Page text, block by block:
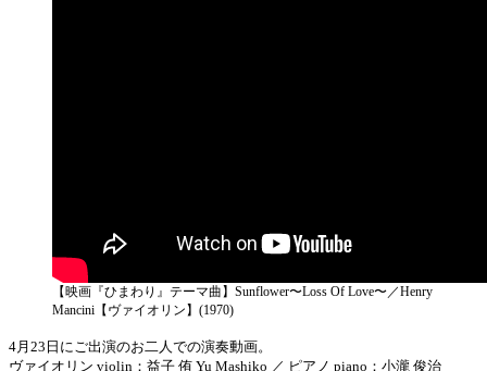
【映画『ひまわり』テーマ曲】Sunflower〜Loss Of Love〜／Henry
Mancini【ヴァイオリン】(1970)
4月23日にご出演のお二人での演奏動画。
ヴァイオリン violin：益子 侑 Yu Mashiko ／ ピアノ piano：小瀧 俊治